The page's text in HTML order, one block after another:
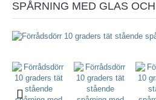
SPÅRNING MED GLAS